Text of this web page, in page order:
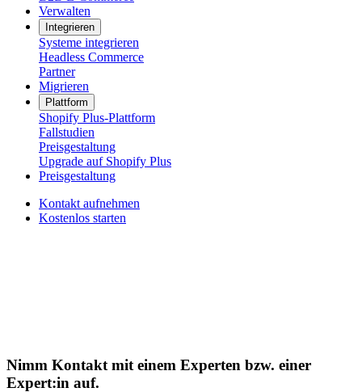
Verwalten
Integrieren
Systeme integrieren
Headless Commerce
Partner
Migrieren
Plattform
Shopify Plus-Plattform
Fallstudien
Preisgestaltung
Upgrade auf Shopify Plus
Preisgestaltung
Kontakt aufnehmen
Kostenlos starten
Nimm Kontakt mit einem Experten bzw. einer
Expert:in auf.